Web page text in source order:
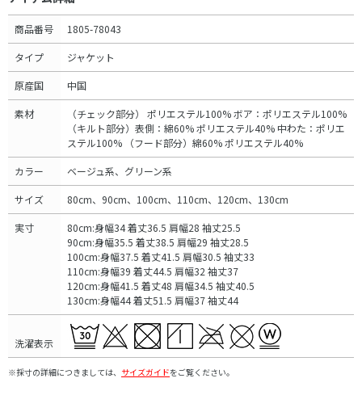
商品番号 1805-78043
タイプ ジャケット
原産国 中国
素材
（チェック部分） ポリエステル100% ボア：ポリエステル100%
（キルト部分）表側：綿60% ポリエステル40% 中わた：ポリエ
ステル100% （フード部分）綿60% ポリエステル40%
カラー ベージュ系、グリーン系
サイズ 80cm、90cm、100cm、110cm、120cm、130cm
実寸
80cm:身幅34 着丈36.5 肩幅28 袖丈25.5
90cm:身幅35.5 着丈38.5 肩幅29 袖丈28.5
100cm:身幅37.5 着丈41.5 肩幅30.5 袖丈33
110cm:身幅39 着丈44.5 肩幅32 袖丈37
120cm:身幅41.5 着丈48 肩幅34.5 袖丈40.5
130cm:身幅44 着丈51.5 肩幅37 袖丈44
洗濯表示
※採寸の詳細につきましては、 サイズガイドをご覧ください。